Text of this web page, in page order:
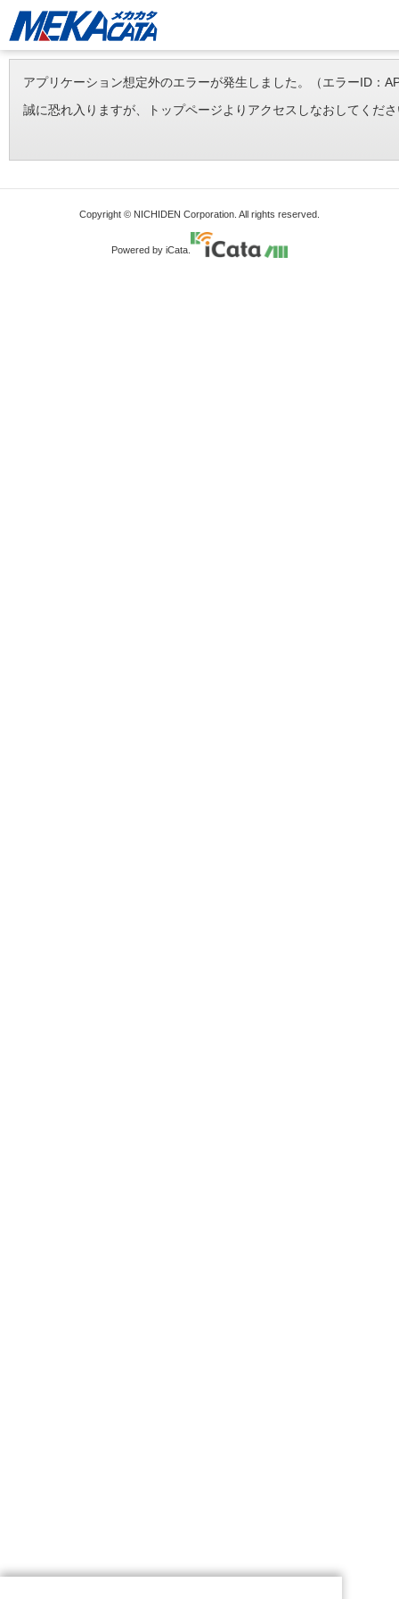
アプリケーション想定外のエラーが発生しました。（エラーID：
誠に恐れ入りますが、トップページよりアクセスしなおしてくだ
Copyright © NICHIDEN Corporation. All rights reserved.
Powered by iCata.